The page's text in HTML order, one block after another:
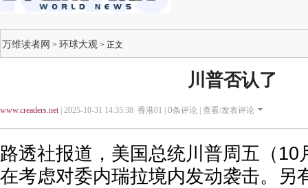
万维读者网 > 环球大观 > 正文
川普否认了
www.creaders.net| 2025-10-31 14:35:38 香港01 | 0条评论 | 查看/发表评论
路透社报道，美国总统川普周五（10
在考虑对委内瑞拉境内发动袭击。另